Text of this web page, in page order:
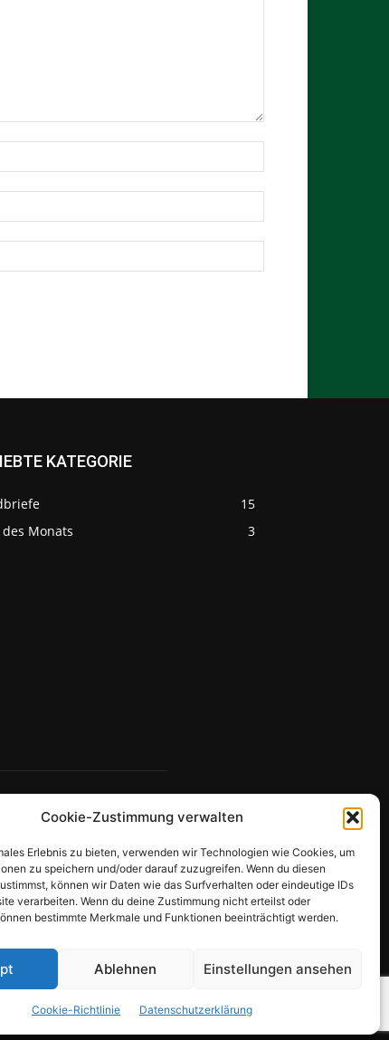
Cookie-Zustimmung verwalten
Erlebnis zu bieten, verwenden wir Technologien wie Cookies, um
zu speichern und/oder darauf zuzugreifen. Wenn du diesen
können wir Daten wie das Surfverhalten oder eindeutige IDs
verarbeiten. Wenn du deine Zustimmung nicht erteilst oder
bestimmte Merkmale und Funktionen beeinträchtigt werden.
Ablehnen Einstellungen ansehen
Cookie-Richtlinie Datenschutzerklärung
KATEGORIE
15
des Monats
3
Impressum
Datenschutzerklärung